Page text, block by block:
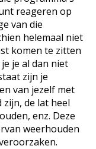
reageren op
van die
helemaal niet
komen te zitten
je al dan niet
zijn je
van jezelf met
de lat heel
enz. Deze
weerhouden